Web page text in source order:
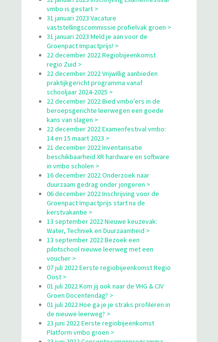
vmbo is gestart >
31 januari 2023 Vacature
vaststellingscommissie profielvak groen >
31 januari 2023 Meld je aan voor de
Groenpact Impactprijs! >
22 december 2022 Regiobijeenkomst
regio Zuid >
22 december 2022 Vrijwillig aanbieden
praktijkgericht programma vanaf
schooljaar 2024-2025 >
22 december 2022 Bied vmbo’ers in de
beroepsgerichte leerwegen een goede
kans van slagen >
22 december 2022 Examenfestival vmbo:
14 en 15 maart 2023 >
21 december 2022 Inventarisatie
beschikbaarheid XR hardware en software
in vmbo scholen >
16 december 2022 Onderzoek naar
duurzaam gedrag onder jongeren >
06 december 2022 Inschrijving voor de
Groenpact Impactprijs start na de
kerstvakantie >
13 september 2022 Nieuwe keuzevak:
Water, Techniek en Duurzaamheid >
13 september 2022 Bezoek een
pilotschool nieuwe leerweg met een
voucher >
07 juli 2022 Eerste regiobijeenkomst Regio
Oost >
01 juli 2022 Kom jij ook naar de VHG & CIV
Groen Docentendag? >
01 juli 2022 Hoe ga je je straks profileren in
de nieuwe leerweg? >
23 juni 2022 Eerste regiobijeenkomst
Platform vmbo groen >